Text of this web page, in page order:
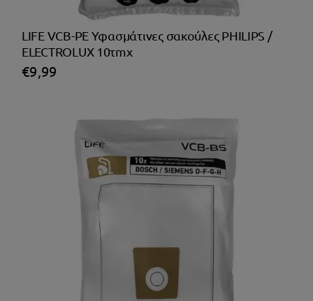
LIFE VCB-PE Υφασμάτινες σακούλες PHILIPS /
ELECTROLUX 10τmx
€9,99